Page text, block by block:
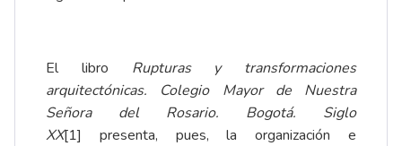
El libro Rupturas y transformaciones
arquitectónicas. Colegio Mayor de Nuestra
Señora del Rosario. Bogotá. Siglo
XX[1] presenta, pues, la organización e